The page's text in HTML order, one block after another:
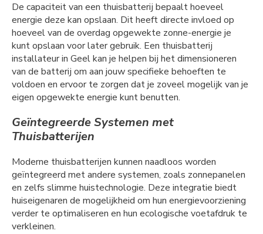
De capaciteit van een thuisbatterij bepaalt hoeveel
energie deze kan opslaan. Dit heeft directe invloed op
hoeveel van de overdag opgewekte zonne-energie je
kunt opslaan voor later gebruik. Een thuisbatterij
installateur in Geel kan je helpen bij het dimensioneren
van de batterij om aan jouw specifieke behoeften te
voldoen en ervoor te zorgen dat je zoveel mogelijk van je
eigen opgewekte energie kunt benutten.
Geïntegreerde Systemen met
Thuisbatterijen
Moderne thuisbatterijen kunnen naadloos worden
geïntegreerd met andere systemen, zoals zonnepanelen
en zelfs slimme huistechnologie. Deze integratie biedt
huiseigenaren de mogelijkheid om hun energievoorziening
verder te optimaliseren en hun ecologische voetafdruk te
verkleinen.